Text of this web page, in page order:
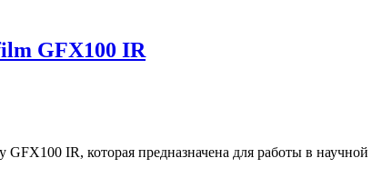
GFX100 IR
IR, которая предназначена для работы в